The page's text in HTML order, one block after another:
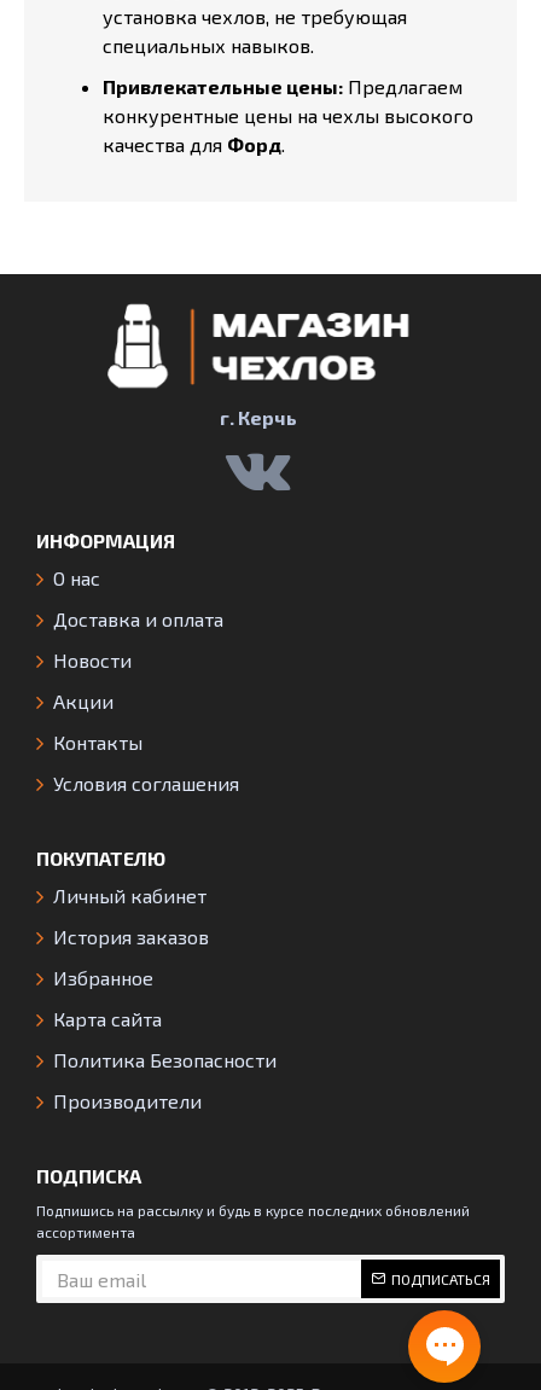
установка чехлов, не требующая
специальных навыков.
Привлекательные цены: Предлагаем
конкурентные цены на чехлы высокого
качества для Форд.
г. Керчь
ИНФОРМАЦИЯ
О нас
Доставка и оплата
Новости
Акции
Контакты
Условия соглашения
ПОКУПАТЕЛЮ
Личный кабинет
История заказов
Избранное
Карта сайта
Политика Безопасности
Производители
ПОДПИСКА
Подпишись на рассылку и будь в курсе последних обновлений
ассортимента
ПОДПИСАТЬСЯ